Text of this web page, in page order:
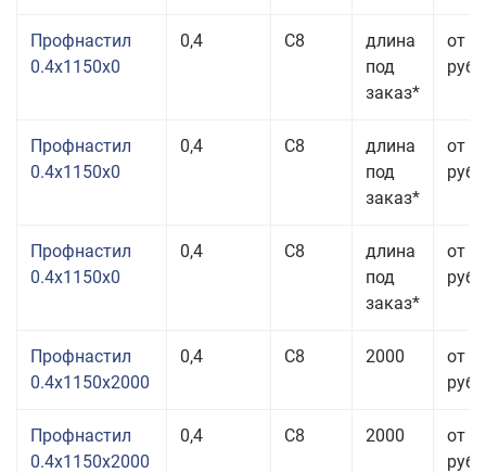
Профнастил
0.4x1150x0
0,4 С8
длина
под
заказ*
от
руб.
Профнастил
0.4x1150x0
0,4 С8
длина
под
заказ*
от
руб.
Профнастил
0.4x1150x0
0,4 С8
длина
под
заказ*
от
руб.
Профнастил
0.4x1150x2000
0,4 С8 2000
от
руб.
Профнастил
0.4x1150x2000
0,4 С8 2000
от
руб.